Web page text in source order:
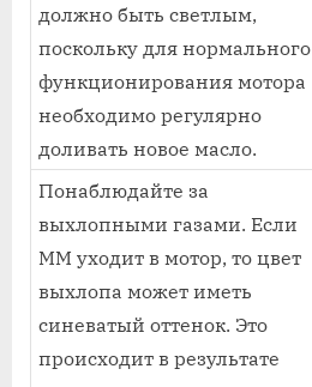
должно быть светлым,
поскольку для нормального
функционирования мотора
необходимо регулярно
доливать новое масло.
Понаблюдайте за
выхлопными газами. Если
ММ уходит в мотор, то цвет
выхлопа может иметь
синеватый оттенок. Это
происходит в результате